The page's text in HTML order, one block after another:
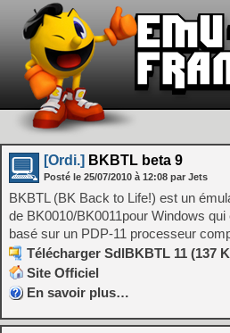
[Ordi.] BKBTL beta 9
Posté le 25/07/2010 à 12:08 par Jets
BKBTL (BK Back to Life!) est un
de BK0010/BK0011pour Windows
basé sur un PDP-11 processeur
Télécharger SdlBKBTL 11 (137
Site Officiel
En savoir plus…